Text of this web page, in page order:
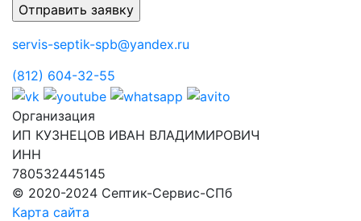
servis-septik-spb@yandex.ru
(812) 604-32-55
Организация
ИП КУЗНЕЦОВ ИВАН ВЛАДИМИРОВИЧ
ИНН
780532445145
© 2020-2024 Септик-Сервис-СПб
Карта сайта